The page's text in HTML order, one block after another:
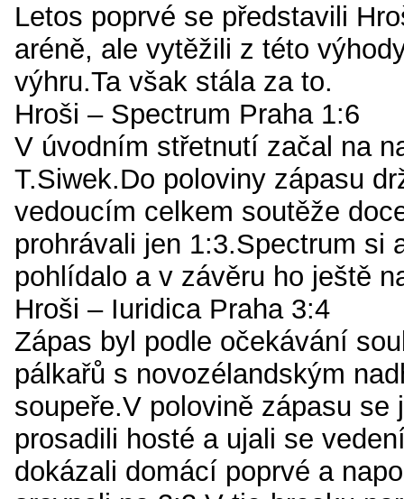
Letos poprvé se představili
aréně, ale vytěžili z této
výhru.Ta však stála za to.
Hroši – Spectrum Praha 1:6
V úvodním střetnutí začal na
T.Siwek.Do poloviny zápasu
vedoucím celkem soutěže
prohrávali jen 1:3.Spectrum si
pohlídalo a v závěru ho ještě
Hroši – Iuridica Praha 3:4
Zápas byl podle očekávání
pálkařů s novozélandským
soupeře.V polovině zápasu se
prosadili hosté a ujali se
dokázali domácí poprvé a